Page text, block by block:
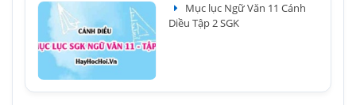
Mục lục Ngữ Văn 11 Cánh
Diều Tập 2 SGK